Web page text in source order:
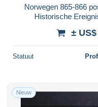
Norwegen 865-866
Historische
±
Statuut
Nieuw